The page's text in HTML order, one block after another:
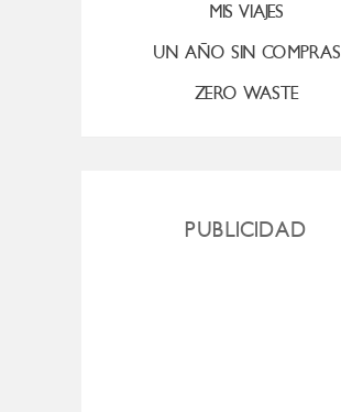
MIS VIAJES
UN AÑO SIN COMPRAS
ZERO WASTE
PUBLICIDAD